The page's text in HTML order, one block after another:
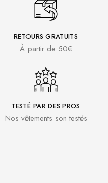
RETOURS GRATUITS
À partir de 50€
TESTÉ PAR DES PROS
Nos vêtements son testés